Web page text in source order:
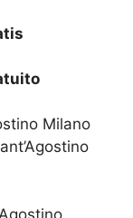
Milano